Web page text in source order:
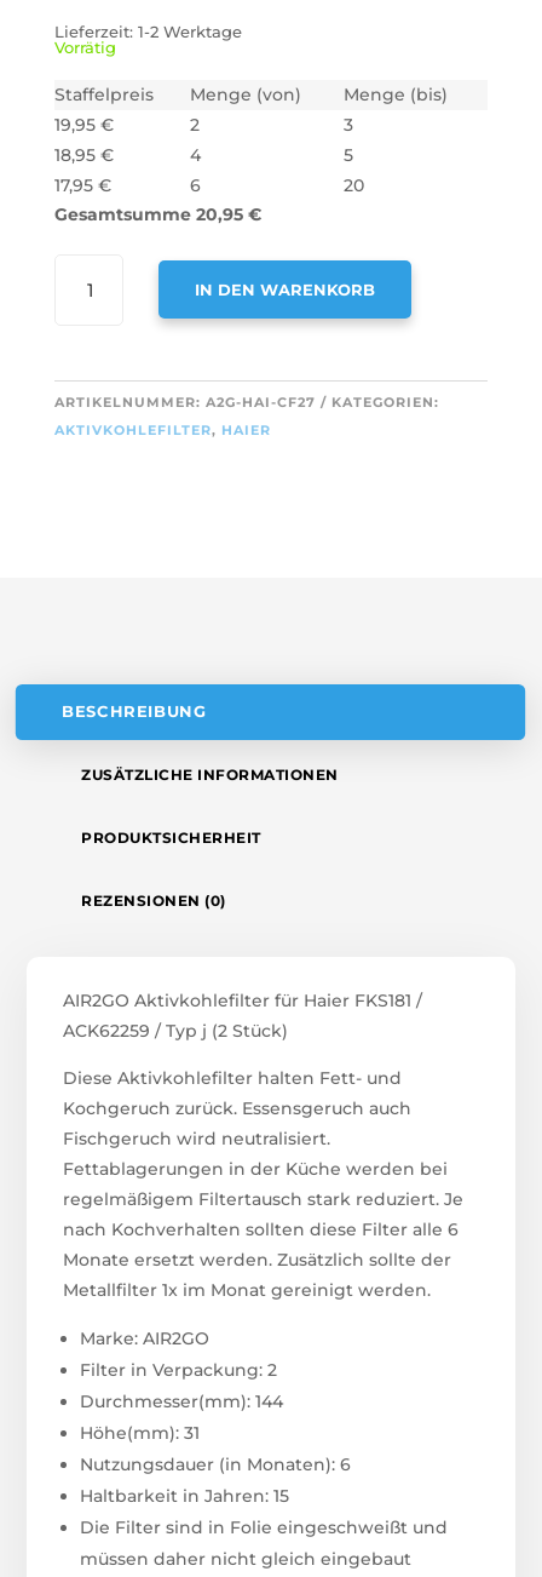
Lieferzeit: 1-2 Werktage
Vorrätig
Staffelpreis Menge (von)
Menge (bis)
19,95 € 2
3
18,95 € 4
5
17,95 € 6
20
Gesamtsumme 20,95 €
AKTIVKOHLEFILTER
FKS181
/
ACK62259
IN DEN WARENKORB
T
E
ARTIKELNUMMER: A2G-HAI-CF27
KATEGORIEN:
AKTIVKOHLEFILTER, HAIER
BESCHREIBUNG
ZUSÄTZLICHE INFORMATIONEN
PRODUKTSICHERHEIT
REZENSIONEN (0)
AIR2GO Aktivkohlefilter für Haier FKS181 /
ACK62259 / Typ j (2 Stück)
Diese Aktivkohlefilter halten Fett- und
Kochgeruch zurück. Essensgeruch auch
Fischgeruch wird neutralisiert.
Fettablagerungen in der Küche werden bei
regelmäßigem Filtertausch stark reduziert. Je
nach Kochverhalten sollten diese Filter alle 6
Monate ersetzt werden. Zusätzlich sollte der
Metallfilter 1x im Monat gereinigt werden.
Marke: AIR2GO
Filter in Verpackung: 2
Durchmesser(mm): 144
Höhe(mm): 31
Nutzungsdauer (in Monaten): 6
Haltbarkeit in Jahren: 15
Die Filter sind in Folie eingeschweißt und
müssen daher nicht gleich eingebaut